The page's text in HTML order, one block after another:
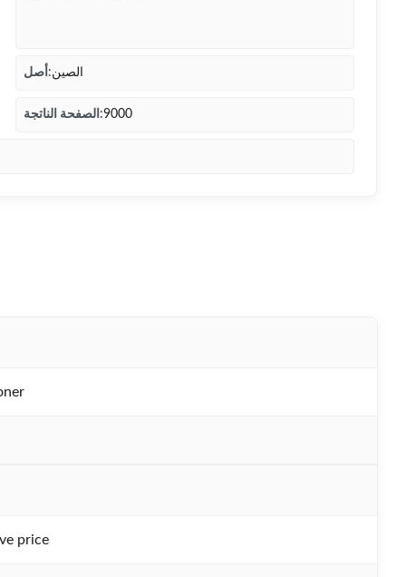
أصل:الصين
الصفحة الناتجة:9000
price